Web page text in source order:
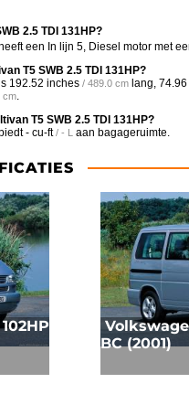
2.5 TDI 131HP?
een In lijn 5, Diesel motor met
T5 SWB 2.5 TDI 131HP?
192.52 inches / 489.0 cm lang,
cm.
T5 SWB 2.5 TDI 131HP?
- cu-ft / - L aan bagageruimte.
BC (2001)